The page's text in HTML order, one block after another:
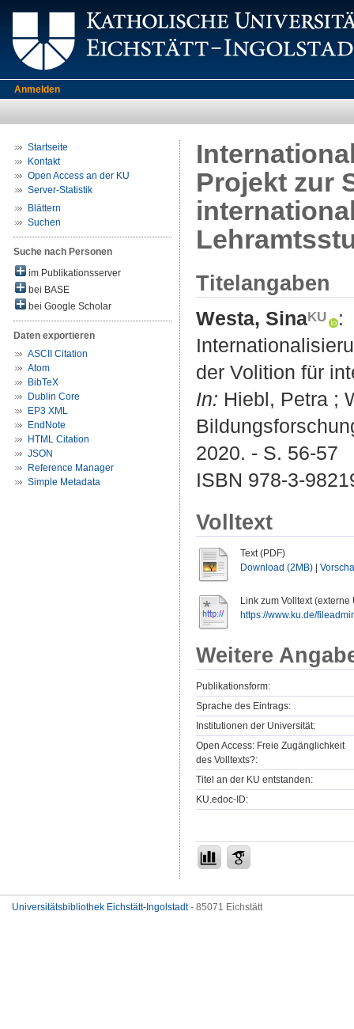
Anmelden
Startseite
Kontakt
Open Access an der KU
Server-Statistik
Blättern
Suchen
Suche nach Personen
im Publikationsserver
bei BASE
bei Google Scholar
Daten exportieren
ASCII Citation
Atom
BibTeX
Dublin Core
EP3 XML
EndNote
HTML Citation
JSON
Reference Manager
Simple Metadata
Projekt zur
Titelangaben
Westa, Sina
:
der Volition für
In: Hiebl, Petra ;
2020. - S. 56-57
ISBN 978-3-
Volltext
Text (PDF)
Download (2MB)
Link zum Volltext (externe
https://www.ku.de/
Weitere
Publikationsform:
Sprache des Eintrags:
Institutionen der Universität:
Open Access: Freie Zugänglichkeit
des Volltexts?:
Titel an der KU entstanden:
KU.edoc-ID:
Universitätsbibliothek Eichstätt-Ingolstadt- 85071 Eichstätt